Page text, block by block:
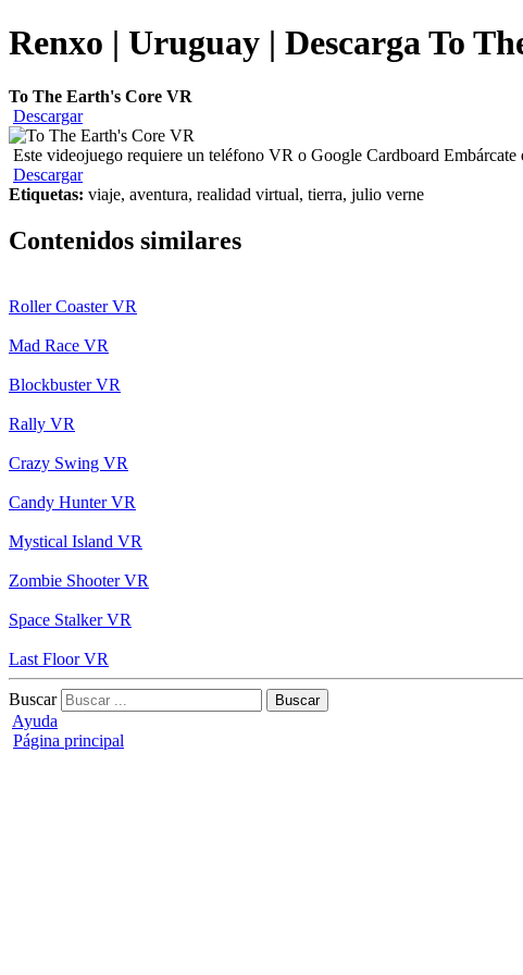
Renxo | Uruguay | Descarga To
To The Earth's Core VR
Descargar
Este videojuego requiere un teléfono VR o Google Cardboard
Descargar
Etiquetas: viaje, aventura, realidad virtual, tierra, julio verne
Contenidos similares
Roller Coaster VR
Mad Race VR
Blockbuster VR
Rally VR
Crazy Swing VR
Candy Hunter VR
Mystical Island VR
Zombie Shooter VR
Space Stalker VR
Last Floor VR
Buscar
Ayuda
Página principal